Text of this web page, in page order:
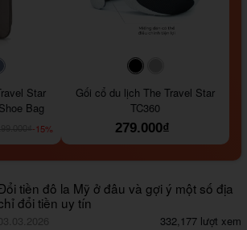
Star
Bag
-15%
#000000
Gối cổ du lịch The Travel Star
TC360
279.000₫
tiền đô la Mỹ ở đâu và gợi ý một số địa
đổi tiền uy tín
03.03.2026 332,177 lượt xem